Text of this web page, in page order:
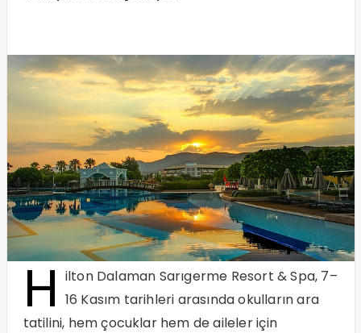
H ilton Dalaman Sarıgerme Resort & Spa, 7–
16 Kasım tarihleri arasında okulların ara
tatilini, hem çocuklar hem de aileler için